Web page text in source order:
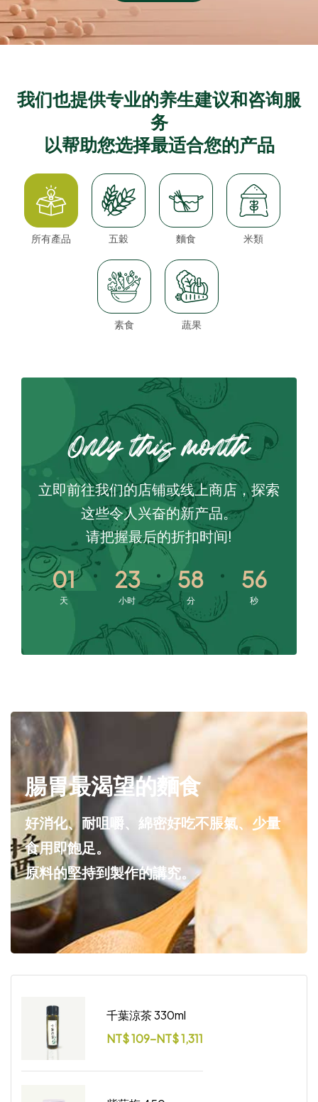
我们也提供专业的养生建议和咨询服
务
以帮助您选择最适合您的产品
所有產品 五穀 麵食 米類
素食 蔬果
Only this month
立即前往我们的店铺或线上商店，探索
这些令人兴奋的新产品。
请把握最后的折扣时间!
01
天
23
小时
58
分
54
秒
腸胃最渴望的麵食
好消化、耐咀嚼、綿密好吃不脹氣、少量
食用即飽足。
原料的堅持到製作的講究。
千葉涼茶 330ml
NT$109–NT$1,311